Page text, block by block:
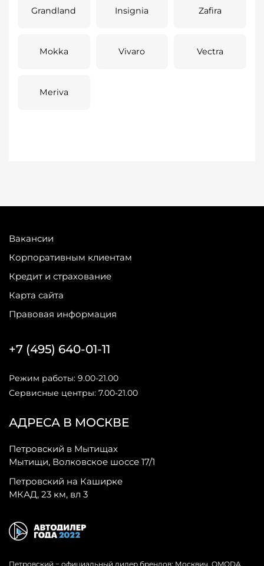
Grandland Insignia Zafira
Mokka Vivaro Vectra
Meriva
Вакансии
Корпоративным клиентам
Кредит и страхование
Карта сайта
Правовая информация
АДРЕСА В МОСКВЕ
Петровский в Мытищах
Мытищи, Волковское шоссе 17/1
Петровский на Каширке
МКАД, 23 км, вл 3
+7 (495) 640-01-11
Режим работы: 9.00-21.00
Сервисные центры: 7.00-21.00
Петровский − официальный дилер брендов: Москвич, OMODA,